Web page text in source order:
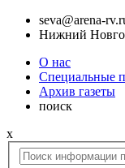
seva@arena-
Нижний
О нас
Специальные
Архив газеты
поиск
x